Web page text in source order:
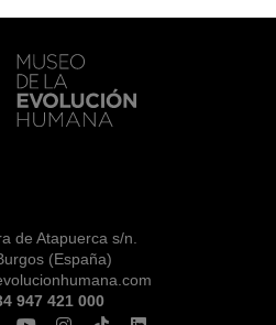
de Atapuerca s/n.
(España)
947 421 000